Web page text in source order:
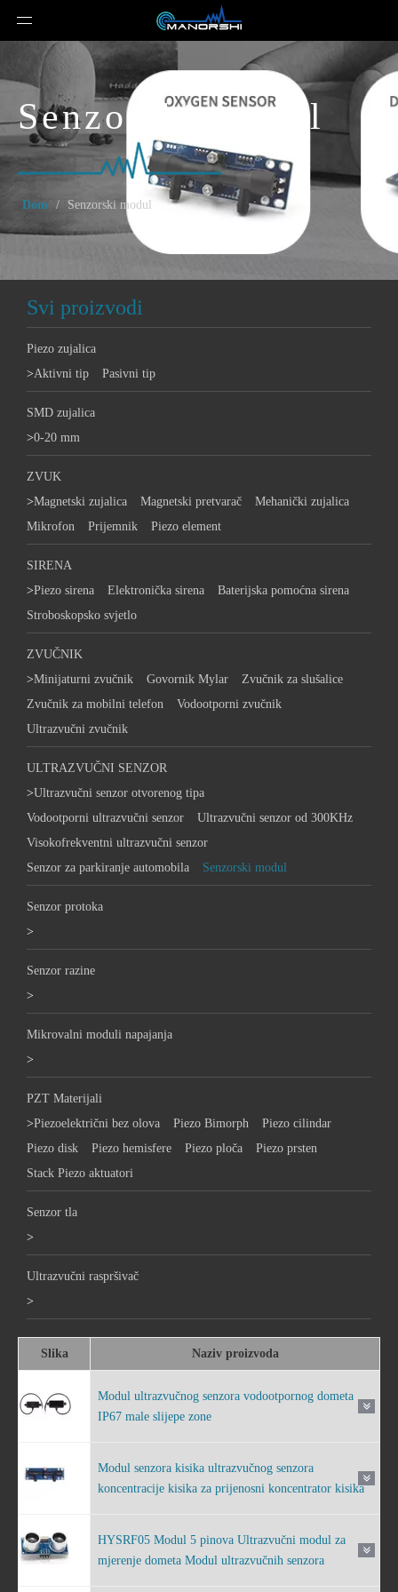
Senzorski modul
Dom / Senzorski modul
Svi proizvodi
Piezo zujalica
>Aktivni tip Pasivni tip
SMD zujalica
>0-20 mm
ZVUK
>Magnetski zujalica Magnetski pretvarač
Mehanički zujalica
Mikrofon
Prijemnik Piezo element
SIRENA
>Piezo sirena Elektronička sirena
Baterijska pomoćna sirena
Stroboskopsko svjetlo
ZVUČNIK
>Minijaturni zvučnik Govornik Mylar
Zvučnik za slušalice
Zvučnik za mobilni telefon
Vodootporni zvučnik
Ultrazvučni zvučnik
ULTRAZVUČNI SENZOR
>Ultrazvučni senzor otvorenog tipa
Vodootporni ultrazvučni senzor
Ultrazvučni senzor od 300KHz
Visokofrekventni ultrazvučni senzor
Senzor za parkiranje automobila
Senzorski modul
Senzor protoka
>
Senzor razine
>
Mikrovalni moduli napajanja
>
PZT Materijali
>Piezoelektrični bez olova Piezo Bimorph
Piezo cilindar
Piezo disk
Piezo hemisfere Piezo ploča
Piezo prsten
Stack Piezo aktuatori
Senzor tla
>
Ultrazvučni raspršivač
>
Slika Naziv proizvoda
Modul ultrazvučnog senzora vodootpornog dometa
IP67 male slijepe zone
Modul senzora kisika ultrazvučnog senzora
koncentracije kisika za prijenosni koncentrator kisika
HYSRF05 Modul 5 pinova Ultrazvučni modul za
mjerenje dometa Modul ultrazvučnih senzora